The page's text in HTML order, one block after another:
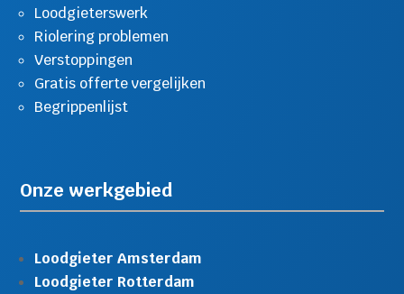
Loodgieterswerk
Riolering problemen
Verstoppingen
Gratis offerte vergelijken
Begrippenlijst
Onze werkgebied
Loodgieter Amsterdam
Loodgieter Rotterdam